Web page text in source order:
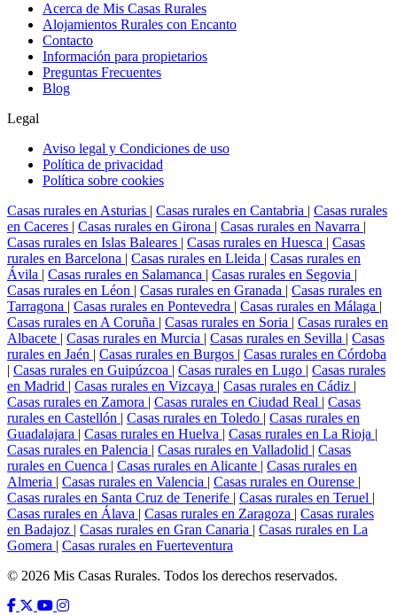
Acerca de Mis Casas Rurales
Alojamientos Rurales con Encanto
Contacto
Información para propietarios
Preguntas Frecuentes
Blog
Legal
Aviso legal y Condiciones de uso
Política de privacidad
Política sobre cookies
Casas rurales en Asturias | Casas rurales en Cantabria | Casas rurales
en Caceres | Casas rurales en Girona | Casas rurales en Navarra |
Casas rurales en Islas Baleares | Casas rurales en Huesca | Casas
rurales en Barcelona | Casas rurales en Lleida | Casas rurales en
Ávila | Casas rurales en Salamanca | Casas rurales en Segovia |
Casas rurales en Léon | Casas rurales en Granada | Casas rurales en
Tarragona | Casas rurales en Pontevedra | Casas rurales en Málaga |
Casas rurales en A Coruña | Casas rurales en Soria | Casas rurales en
Albacete | Casas rurales en Murcia | Casas rurales en Sevilla | Casas
rurales en Jaén | Casas rurales en Burgos | Casas rurales en Córdoba
| Casas rurales en Guipúzcoa | Casas rurales en Lugo | Casas rurales
en Madrid | Casas rurales en Vizcaya | Casas rurales en Cádiz |
Casas rurales en Zamora | Casas rurales en Ciudad Real | Casas
rurales en Castellón | Casas rurales en Toledo | Casas rurales en
Guadalajara | Casas rurales en Huelva | Casas rurales en La Rioja |
Casas rurales en Palencia | Casas rurales en Valladolid | Casas
rurales en Cuenca | Casas rurales en Alicante | Casas rurales en
Almeria | Casas rurales en Valencia | Casas rurales en Ourense |
Casas rurales en Santa Cruz de Tenerife | Casas rurales en Teruel |
Casas rurales en Álava | Casas rurales en Zaragoza | Casas rurales
en Badajoz | Casas rurales en Gran Canaria | Casas rurales en La
Gomera | Casas rurales en Fuerteventura
© 2026 Mis Casas Rurales. Todos los derechos reservados.